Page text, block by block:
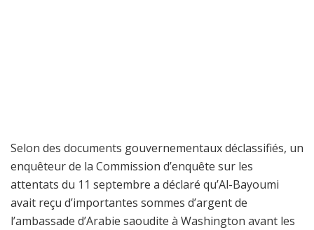
Selon des documents gouvernementaux déclassifiés, un
enquêteur de la Commission d’enquête sur les
attentats du 11 septembre a déclaré qu’Al-Bayoumi
avait reçu d’importantes sommes d’argent de
l’ambassade d’Arabie saoudite à Washington avant les